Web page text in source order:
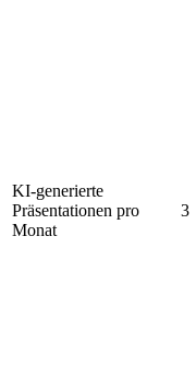
KI-generierte
Präsentationen pro
Monat
3